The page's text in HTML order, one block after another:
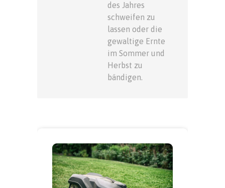
des Jahres
schweifen zu
lassen oder die
gewaltige Ernte
im Sommer und
Herbst zu
bändigen.